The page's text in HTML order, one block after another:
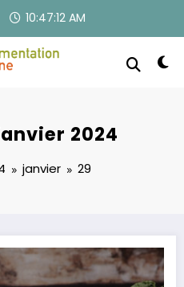
10:47:13 AM
2024
janvier 29